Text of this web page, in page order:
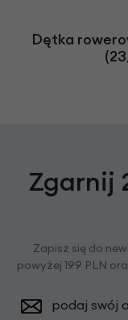
Dętka
Zgarnij
Zapisz się do
powyżej 199 PLN
podaj swój